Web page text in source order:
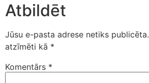
Atbildēt
Jūsu e-pasta adrese netiks publicēta.
atzīmēti kā *
Komentārs *